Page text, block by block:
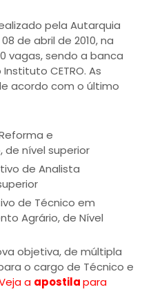
pela Autarquia
de abril de 2010, na
vagas, sendo a banca
CETRO. As
acordo com o último
e
de nível superior
de Analista
de Técnico em
Agrário, de Nível
objetiva, de múltipla
o cargo de Técnico e
a apostilapara